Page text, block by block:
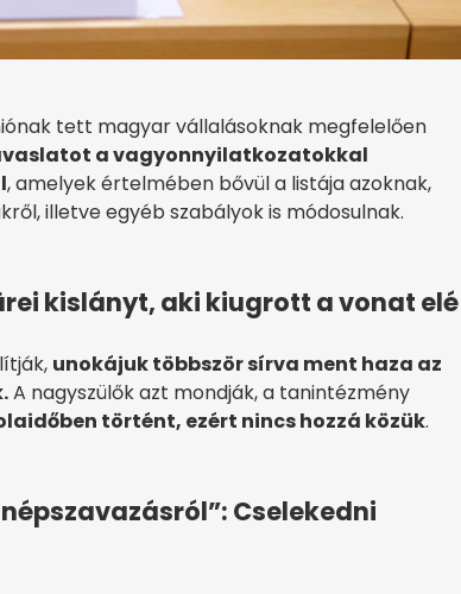
tett magyar vállalásoknak megfelelően
a vagyonnyilatkozatokkal
, amelyek értelmében bővül a listája azoknak,
illetve egyéb szabályok is módosulnak.
kislányt, aki kiugrott a vonat elé
unokájuk többször sírva ment haza az
A nagyszülők azt mondják, a tanintézmény
történt, ezért nincs hozzá közük.
Cselekedni